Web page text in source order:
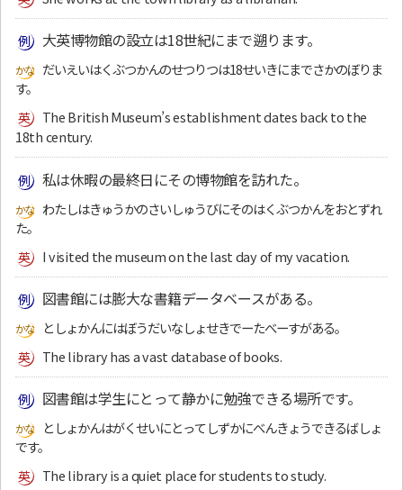
大英博物館の設立は18世紀にまで遡ります。
だいえいはくぶつかんのせつりつは18せいきにまでさかのぼりま
す。
The British Museum’s establishment dates back to the
18th century.
私は休暇の最終日にその博物館を訪れた。
わたしはきゅうかのさいしゅうびにそのはくぶつかんをおとずれ
た。
I visited the museum on the last day of my vacation.
図書館には膨大な書籍データベースがある。
としょかんにはぼうだいなしょせきでーたべーすがある。
The library has a vast database of books.
図書館は学生にとって静かに勉強できる場所です。
としょかんはがくせいにとってしずかにべんきょうできるばしょ
です。
The library is a quiet place for students to study.